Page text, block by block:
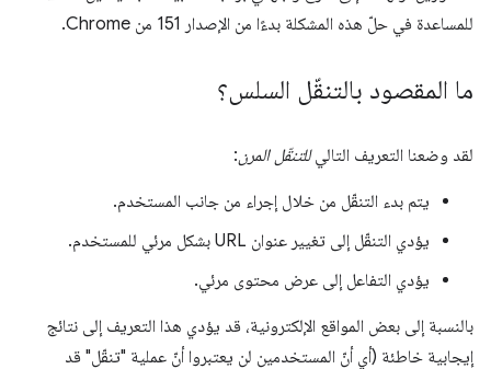
للمساعدة في حلّ هذه المشكلة بدءًا من الإصدار 151 من Chrome.
ما المقصود بالتنقّل السلس؟
لقد وضعنا التعريف التاليللتنقّل المرن:
يتم بدء التنقّل من خلال إجراء من جانب المستخدم.
يؤدي التنقّل إلى تغيير عنوان URL بشكل مرئي للمستخدم.
يؤدي التفاعل إلى عرض محتوى مرئي.
بالنسبة إلى بعض المواقع الإلكترونية، قد يؤدي هذا التعريف إلى نتائج
إيجابية خاطئة (أي أنّ المستخدمين لن يعتبروا أنّ عملية "تنقّل" قد